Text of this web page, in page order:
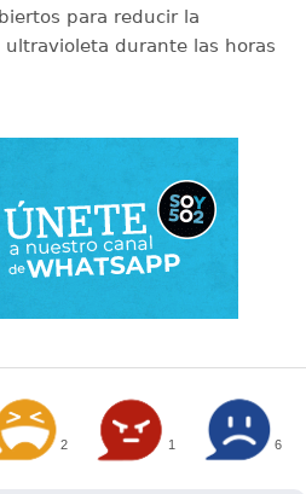
para reducir la
durante las horas
2 1 6